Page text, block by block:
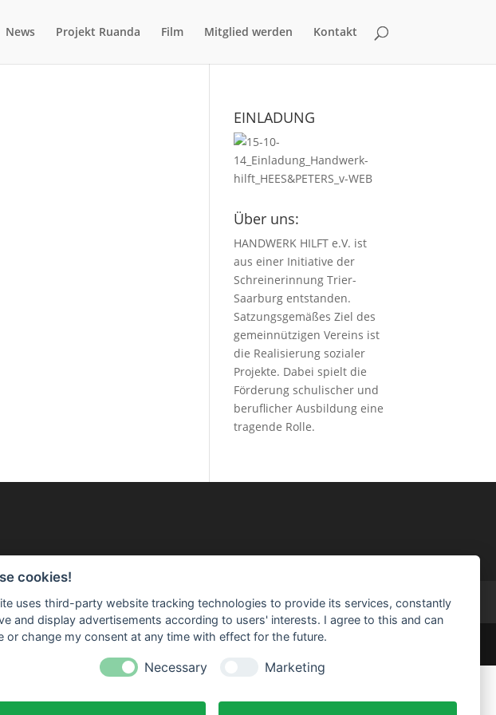
News Projekt Ruanda Film Mitglied werden Kontakt
EINLADUNG
Über uns:
HANDWERK HILFT e.V. ist
aus einer Initiative der
Schreinerinnung Trier-
Saarburg entstanden.
Satzungsgemäßes Ziel des
gemeinnützigen Vereins ist
die Realisierung sozialer
Projekte. Dabei spielt die
Förderung schulischer und
beruflicher Ausbildung eine
tragende Rolle.
cookies!
uses third-party website tracking technologies to provide its services, constantly
and display advertisements according to users' interests. I agree to this and can
or change my consent at any time with effect for the future.
Necessary Marketing